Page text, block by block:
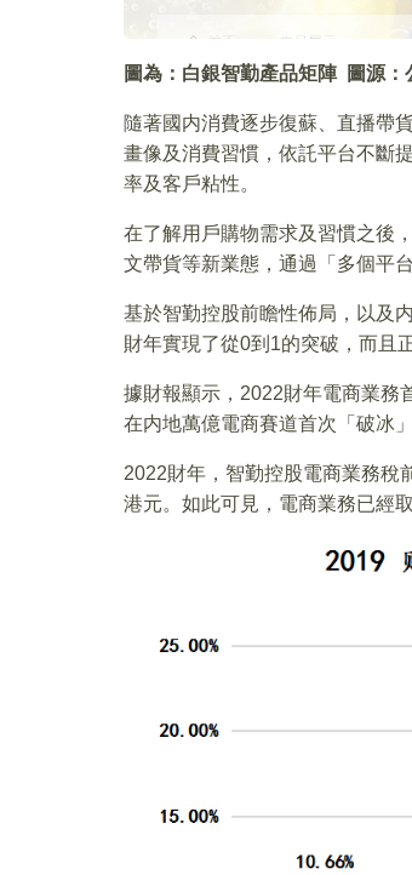
圖為：白銀智勤產品矩陣 圖源：
隨著國内消費逐步復蘇、直播帶
畫像及消費習慣，依託平台不斷
率及客戶粘性。
在了解用戶購物需求及習慣之後
文帶貨等新業態，通過「多個平
基於智勤控股前瞻性佈局，以及
財年實現了從0到1的突破，而且
據財報顯示，2022財年電商業務
在内地萬億電商賽道首次「破冰
2022財年，智勤控股電商業務稅
港元。如此可見，電商業務已經